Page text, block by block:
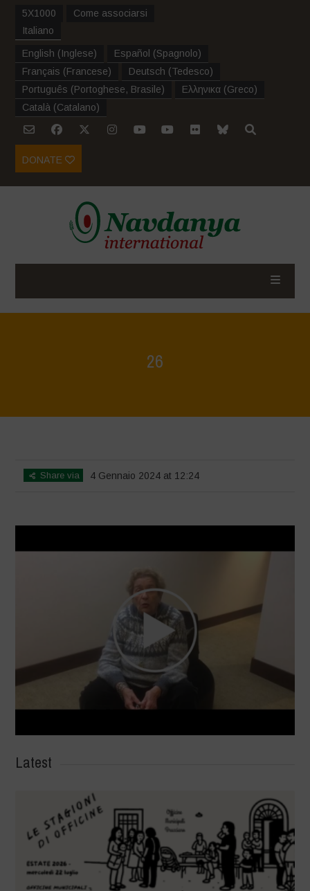
5X1000
Come associarsi
Italiano
English (Inglese) Español (Spagnolo)
Français (Francese) Deutsch (Tedesco)
Português (Portoghese, Brasile) Ελληνικα (Greco)
Català (Catalano)
DONATE
26
Share via 4 Gennaio 2024 at 12:24
Latest